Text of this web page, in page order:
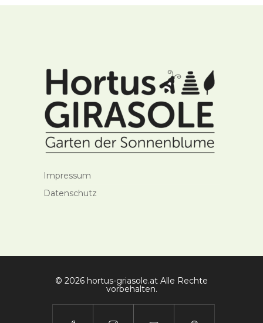
Impressum
Datenschutz
© 2026 hortus-griasole.at Alle Rechte
vorbehalten.